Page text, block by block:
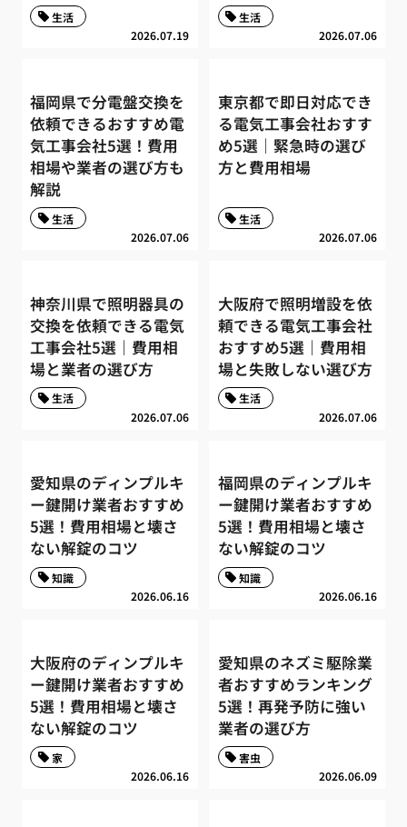
2026.07.19
生活
2026.07.06
生活
福岡県で分電盤交換を
依頼できるおすすめ電
気工事会社5選！費用
相場や業者の選び方も
解説
2026.07.06
生活
東京都で即日対応でき
る電気工事会社おすす
め5選｜緊急時の選び
方と費用相場
2026.07.06
生活
神奈川県で照明器具の
交換を依頼できる電気
工事会社5選｜費用相
場と業者の選び方
2026.07.06
生活
大阪府で照明増設を依
頼できる電気工事会社
おすすめ5選｜費用相
場と失敗しない選び方
2026.07.06
生活
愛知県のディンプルキ
ー鍵開け業者おすすめ
5選！費用相場と壊さ
ない解錠のコツ
2026.06.16
知識
福岡県のディンプルキ
ー鍵開け業者おすすめ
5選！費用相場と壊さ
ない解錠のコツ
2026.06.16
知識
大阪府のディンプルキ
ー鍵開け業者おすすめ
5選！費用相場と壊さ
ない解錠のコツ
2026.06.16
家
愛知県のネズミ駆除業
者おすすめランキング
5選！再発予防に強い
業者の選び方
2026.06.09
害虫